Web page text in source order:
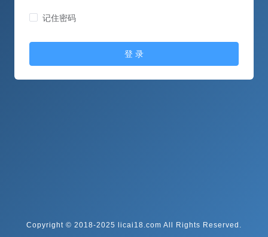
记住密码
登 录
Copyright © 2018-2025 licai18.com All Rights Reserved.